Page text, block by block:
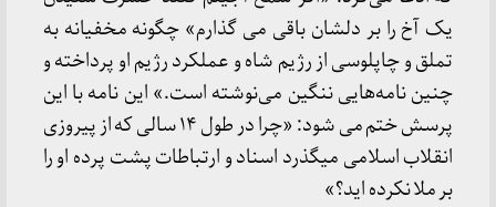
یک آخ را بر دلشان باقی می گذارم» چگونه مخفیانه به
تملق و چاپلوسی از رژیم شاه و عملکرد رژیم او پرداخته و
چنین نامه‌هایی ننگین می‌نوشته است.» این نامه با این
پرسش ختم می شود: «چرا در طول ۱۴ سالی که از پیروزی
انقلاب اسلامی میگذرد اسناد و ارتباطات پشت پرده او را
بر ملا نکرده اید؟»